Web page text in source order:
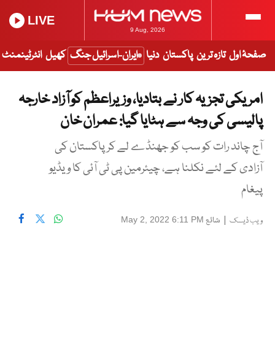
9 Aug, 2026
LIVE
صفحۂ اول تازہ ترین پاکستان دنیا ایران-اسرائیل جنگ کھیل انٹرٹینمنٹ
امریکی تجزیہ کار نے بتادیا، وزیراعظم کو آزاد خارجہ
پالیسی کی وجہ سے ہٹایا گیا: عمران خان
آج چاند رات کو سب کو جھنڈے لے کرپاکستان کی
آزادی کے لئے نکلنا ہے، چیئرمین پی ٹی آئی کا ویڈیو
پیغام
ویب ڈیسک | شائع May 2, 2022 6:11 PM